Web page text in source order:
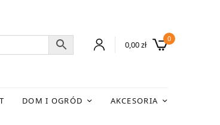
0,00zł
0
DOM I OGRÓD
AKCESORIA